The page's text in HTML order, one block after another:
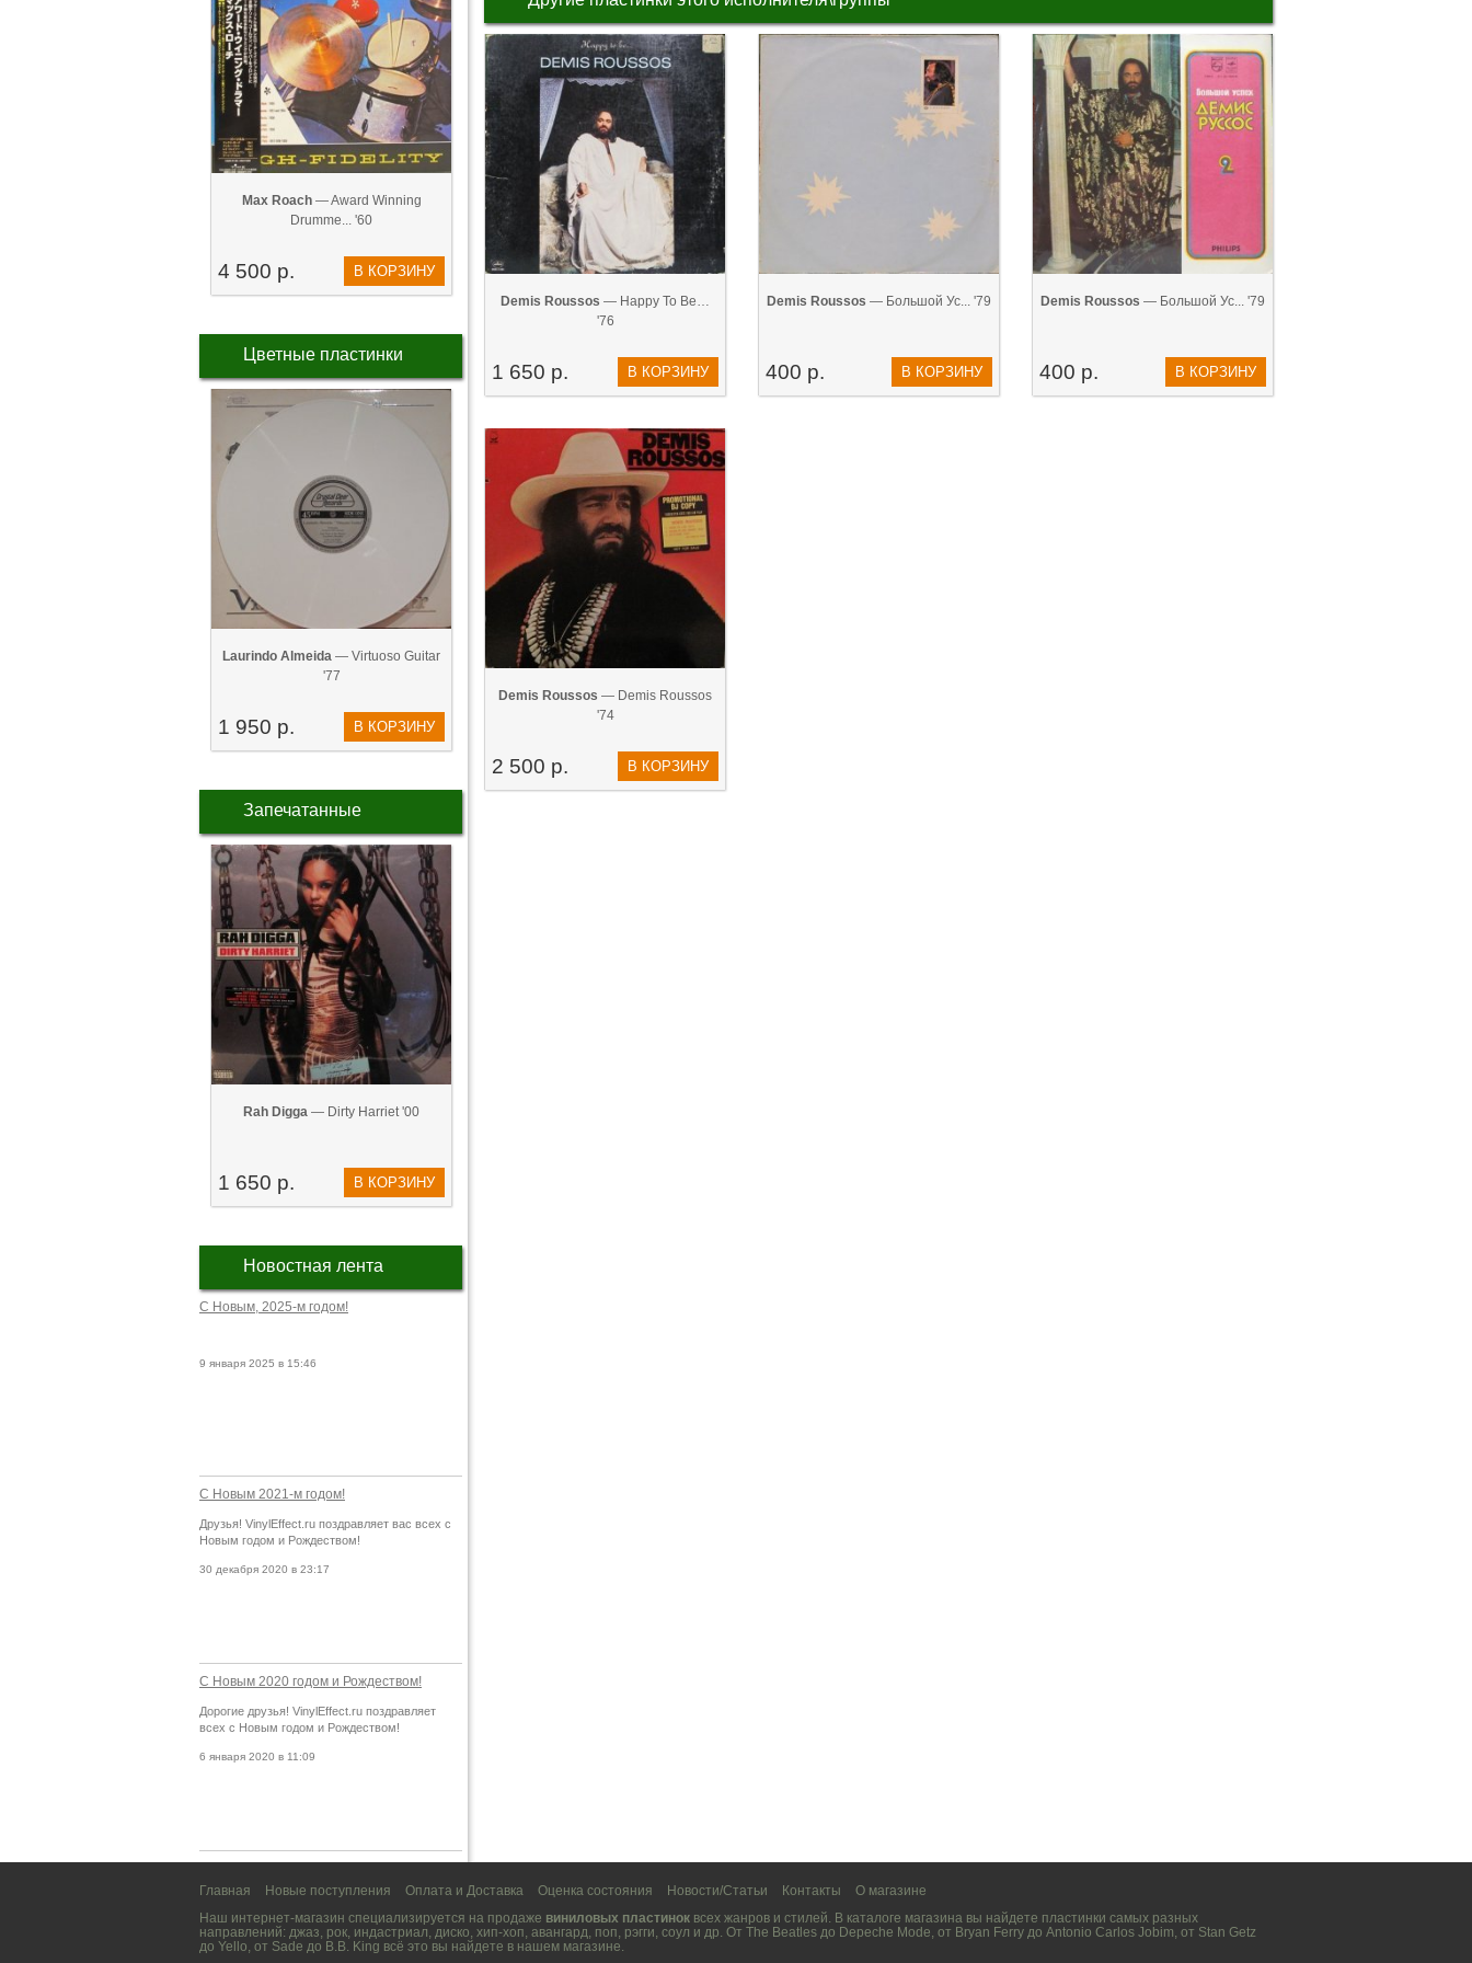
Max Roach— Award Winning
Drumme... '60
4 500 р. В КОРЗИНУ
Цветные пластинки
Laurindo Almeida — Virtuoso Guitar
'77
1 950 р. В КОРЗИНУ
Запечатанные
Rah Digga — Dirty Harriet '00
1 650 р. В КОРЗИНУ
Новостная лента
С Новым, 2025-м годом!
9 января 2025 в 15:46
С Новым 2021-м годом!
Друзья! VinylEffect.ru поздравляет вас всех с
Новым годом и Рождеством!
30 декабря 2020 в 23:17
С Новым 2020 годом и Рождеством!
Дорогие друзья! VinylEffect.ru поздравляет
всех с Новым годом и Рождеством!
6 января 2020 в 11:09
Demis Roussos — Happy To Be…
'76
1 650 р. В КОРЗИНУ
Demis Roussos — Большой Ус... '79
400 р. В КОРЗИНУ
Demis Roussos — Большой Ус... '79
400 р. В КОРЗИНУ
Demis Roussos — Demis Roussos
'74
2 500 р. В КОРЗИНУ
Главная Новые поступления Оплата и Доставка Оценка состояния Новости/Статьи Контакты
О магазине
Наш интернет-магазин специализируется на продаже виниловых пластинок всех жанров и стилей. В каталоге магазина вы найдете пластинки самых разных
направлений: джаз, рок, индастриал, диско, хип-хоп, авангард, поп, рэгги, соул и др. От The Beatles до Depeche Mode, от Bryan Ferry до Antonio Carlos Jobim, от Stan Getz
до Yello, от Sade до B.B. King всё это вы найдете в нашем магазине.